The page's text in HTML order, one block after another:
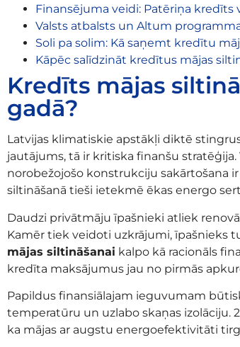
Finansējuma veidi: Patēriņa kredīts
Valsts atbalsts un Altum
Soli pa solim: Kā saņemt kredītu
Kāpēc salīdzināt kredītus mājas
Kredīts mājas
gadā?
Latvijas klimatiskie apstākļi diktē
jautājums, tā ir kritiska finanšu
norobežojošo konstrukciju sakārtošana
siltināšanā tieši ietekmē ēkas energo
Daudzi privātmāju īpašnieki atliek
Kamēr tiek veidoti uzkrājumi, īpašnieks
mājas siltināšanai kalpo kā racionāls
kredīta maksājumus jau no pirmās
Papildus finansiālajam ieguvumam
temperatūru un uzlabo skaņas izolāciju.
ka mājas ar augstu energoefektivitāti